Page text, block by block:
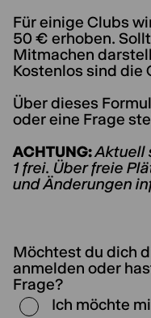
Für einige Clubs
50 € erhoben.
Mitmachen
Kostenlos sind die
Über dieses
oder eine Frage
ACHTUNG:Aktuell
1 frei. Über freie
und Änderungen
Möchtest du dich
anmelden oder
Frage?
Ich möchte